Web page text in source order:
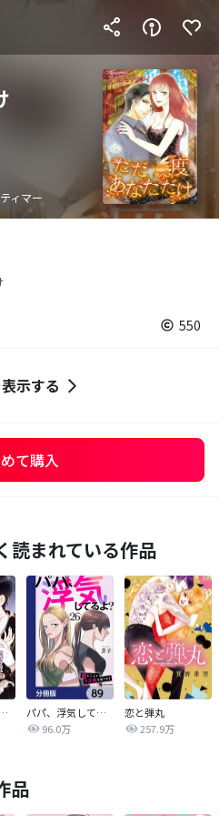
ィマー
550
示する
て購入
読まれている作品
悪女は仮面の騎士に騙されない
パパ、浮気してるよ？娘と二人でクズ夫を捨てます【分冊版】
96.0万
恋と弾丸
257.9万
品